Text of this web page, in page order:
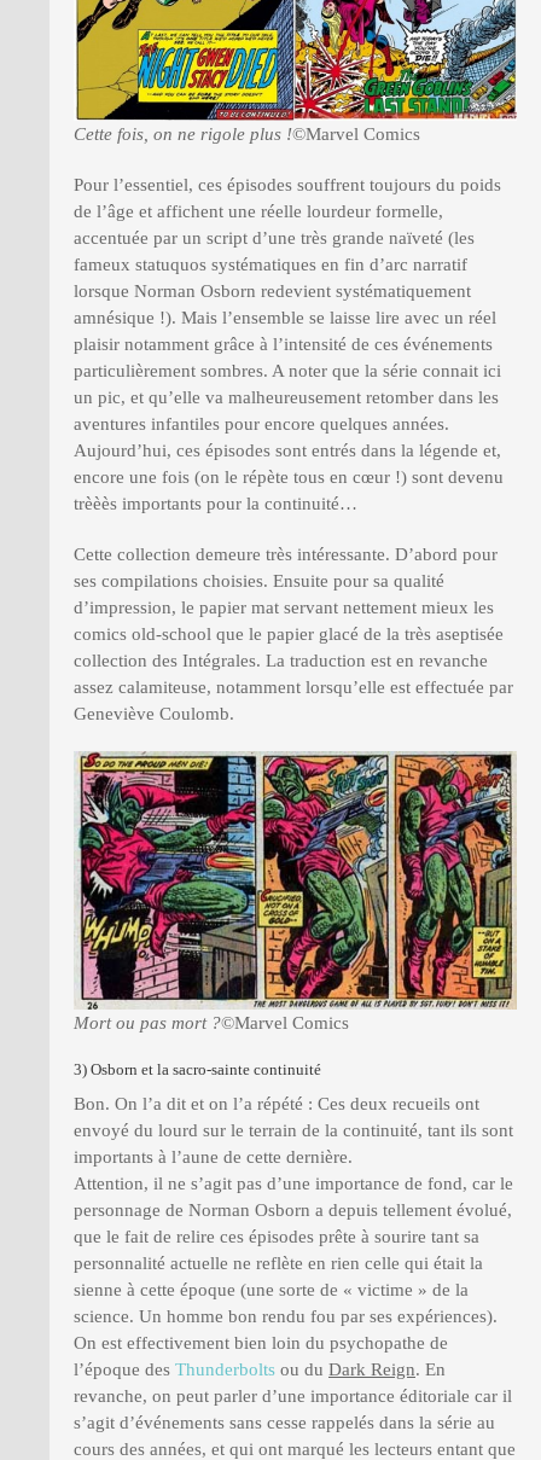
Cette fois, on ne rigole plus !©Marvel Comics
Pour l’essentiel, ces épisodes souffrent toujours du poids
de l’âge et affichent une réelle lourdeur formelle,
accentuée par un script d’une très grande naïveté (les
fameux statuquos systématiques en fin d’arc narratif
lorsque Norman Osborn redevient systématiquement
amnésique !). Mais l’ensemble se laisse lire avec un réel
plaisir notamment grâce à l’intensité de ces événements
particulièrement sombres. A noter que la série connait ici
un pic, et qu’elle va malheureusement retomber dans les
aventures infantiles pour encore quelques années.
Aujourd’hui, ces épisodes sont entrés dans la légende et,
encore une fois (on le répète tous en cœur !) sont devenu
trèèès importants pour la continuité…
Cette collection demeure très intéressante. D’abord pour
ses compilations choisies. Ensuite pour sa qualité
d’impression, le papier mat servant nettement mieux les
comics old-school que le papier glacé de la très aseptisée
collection des Intégrales. La traduction est en revanche
assez calamiteuse, notamment lorsqu’elle est effectuée par
Geneviève Coulomb.
Mort ou pas mort ?©Marvel Comics
3) Osborn et la sacro-sainte continuité
Bon. On l’a dit et on l’a répété : Ces deux recueils ont
envoyé du lourd sur le terrain de la continuité, tant ils sont
importants à l’aune de cette dernière.
Attention, il ne s’agit pas d’une importance de fond, car le
personnage de Norman Osborn a depuis tellement évolué,
que le fait de relire ces épisodes prête à sourire tant sa
personnalité actuelle ne reflète en rien celle qui était la
sienne à cette époque (une sorte de « victime » de la
science. Un homme bon rendu fou par ses expériences).
On est effectivement bien loin du psychopathe de
l’époque des Thunderbolts ou du Dark Reign. En
revanche, on peut parler d’une importance éditoriale car il
s’agit d’événements sans cesse rappelés dans la série au
cours des années, et qui ont marqué les lecteurs entant que